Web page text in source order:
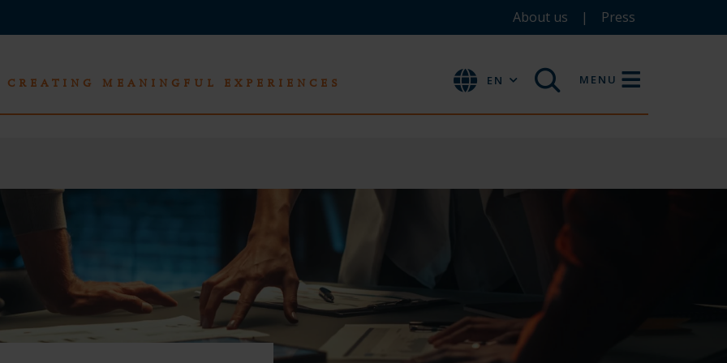
About us Press
CREATING MEANINGFUL EXPERIENCES EN MENU